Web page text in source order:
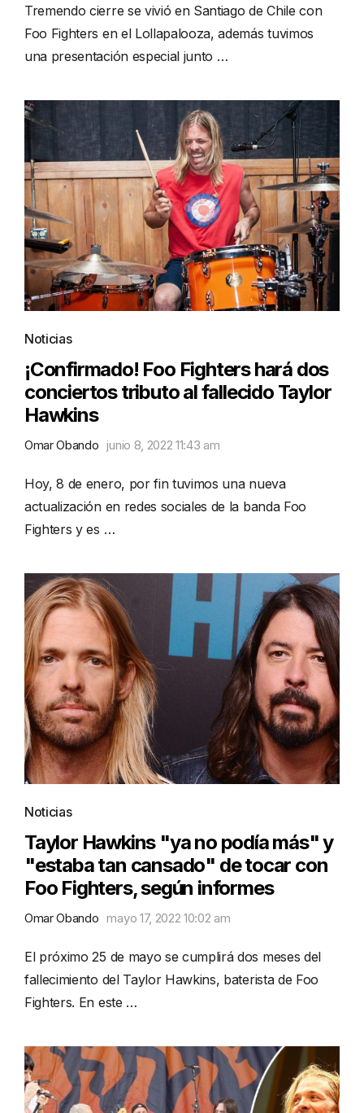
Tremendo cierre se vivió en Santiago de Chile con
Foo Fighters en el Lollapalooza, además tuvimos
una presentación especial junto …
Noticias
¡Confirmado! Foo Fighters hará dos
conciertos tributo al fallecido Taylor
Hawkins
Omar Obando junio 8, 2022 11:43 am
Hoy, 8 de enero, por fin tuvimos una nueva
actualización en redes sociales de la banda Foo
Fighters y es …
Noticias
Taylor Hawkins "ya no podía más" y
"estaba tan cansado" de tocar con
Foo Fighters, según informes
Omar Obando mayo 17, 2022 10:02 am
El próximo 25 de mayo se cumplirá dos meses del
fallecimiento del Taylor Hawkins, baterista de Foo
Fighters. En este …